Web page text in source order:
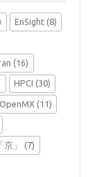
EnSight (8)
(16)
HPCI (30)
OpenMX (11)
「京」 (7)